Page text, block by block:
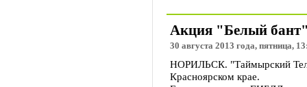
Акция "Белый бант"
30 августа 2013 года, пятница,
НОРИЛЬСК. "Таймырский
Красноярском крае.